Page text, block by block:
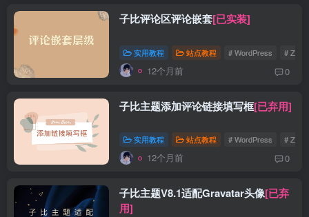
子比评论区评论嵌套[已实装]
实用教程 站点教程 # WordPress # Zibll
12个月前 0
子比主题添加评论链接填写框[已弃用]
实用教程 站点教程 # WordPress # Zibll
12个月前 0
子比主题V8.1适配Gravatar头像[已弃
用]